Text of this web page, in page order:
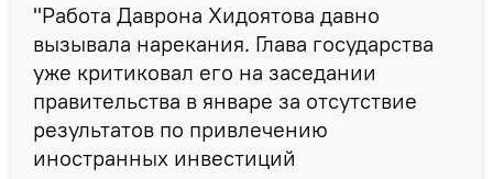
"Работа Даврона Хидоятова давно
вызывала нарекания. Глава государства
уже критиковал его на заседании
правительства в январе за отсутствие
результатов по привлечению
иностранных инвестиций